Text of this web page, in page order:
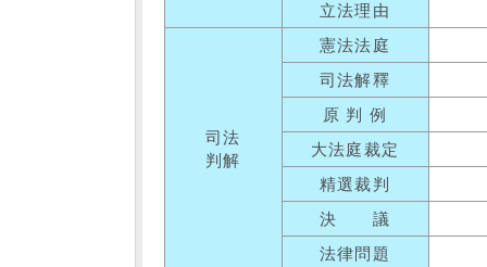
立法理由
司法
判解
憲法法庭
司法解釋
原 判 例
大法庭裁定
精選裁判
決 議
法律問題